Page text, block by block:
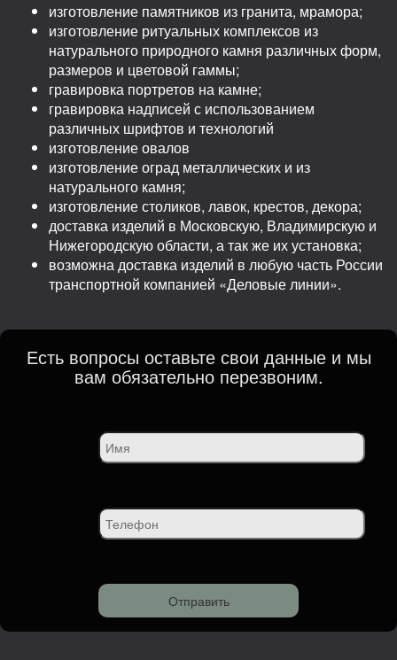
изготовление памятников из гранита, мрамора;
изготовление ритуальных комплексов из
натурального природного камня различных форм,
размеров и цветовой гаммы;
гравировка портретов на камне;
гравировка надписей с использованием
различных шрифтов и технологий
изготовление овалов
изготовление оград металлических и из
натурального камня;
изготовление столиков, лавок, крестов, декора;
доставка изделий в Московскую, Владимирскую и
Нижегородскую области, а так же их установка;
возможна доставка изделий в любую часть России
транспортной компанией «Деловые линии».
Есть вопросы оставьте свои данные и мы
вам обязательно перезвоним.